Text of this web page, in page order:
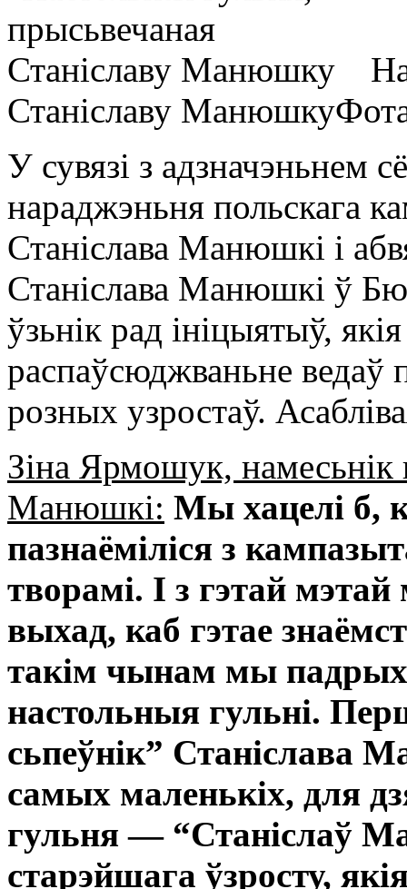
Станіславу Манюшку
У сувязі з адзначэньнем
нараджэньня польскага
Станіслава Манюшкі і
Станіслава Манюшкі ў
ўзьнік рад ініцыятыў,
распаўсюджваньне ведаў
розных узростаў.
Зіна Ярмошук, намесьнік
Манюшкі: Мы хацелі б,
пазнаёміліся з
творамі. І з гэтай
выхад, каб гэтае
такім чынам мы
настольныя гульні.
сьпеўнік” Станіслава
самых маленькіх, для
гульня — “Станіслаў
старэйшага ўзросту,